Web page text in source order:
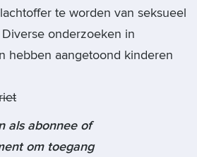
te worden van seksueel
onderzoeken in
hebben aangetoond kinderen
als abonnee of
om toegang